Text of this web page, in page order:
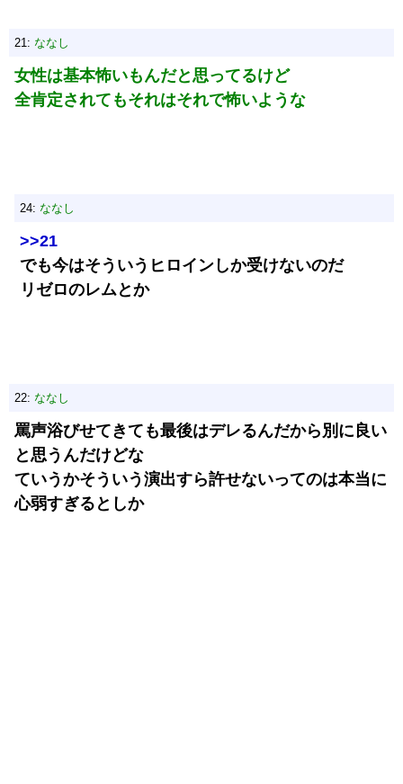
21: ななし
女性は基本怖いもんだと思ってるけど
全肯定されてもそれはそれで怖いような
24: ななし
>>21
でも今はそういうヒロインしか受けないのだ
リゼロのレムとか
22: ななし
罵声浴びせてきても最後はデレるんだから別に良い
と思うんだけどな
ていうかそういう演出すら許せないってのは本当に
心弱すぎるとしか